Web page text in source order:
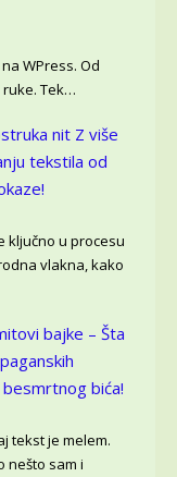
WPress. Od
ruke. Tek…
nit Z više
tekstila od
ključno u procesu
vlakna, kako
bajke – Šta
bića!
tekst je melem.
nešto sam i